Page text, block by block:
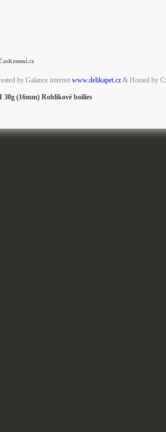
by Galance internet www.delikapet.cz& Hosted by
(16mm) Rohlikové boilies